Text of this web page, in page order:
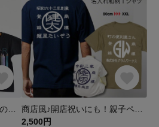
2,500円